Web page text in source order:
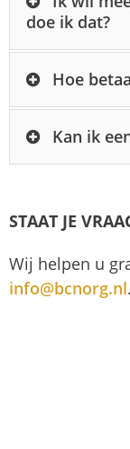
doe ik dat?
Hoe
Kan ik
STAAT JE
Wij helpen u
info@bcnorg.nl.